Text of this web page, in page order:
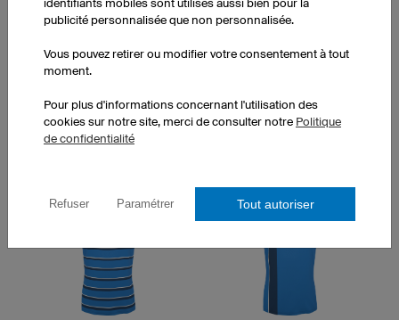
identifiants mobiles sont utilisés aussi bien pour la
publicité personnalisée que non personnalisée.
Vous pouvez retirer ou modifier votre consentement à tout
moment.
Pour plus d'informations concernant l'utilisation des
cookies sur notre site, merci de consulter notre Politique
de confidentialité
Refuser Paramétrer Tout autoriser